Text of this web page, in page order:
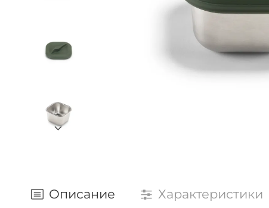
Описание Характеристики